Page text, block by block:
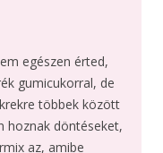
egészen érted,
gumicukorral, de
többek között
hoznak döntéseket,
az, amibe